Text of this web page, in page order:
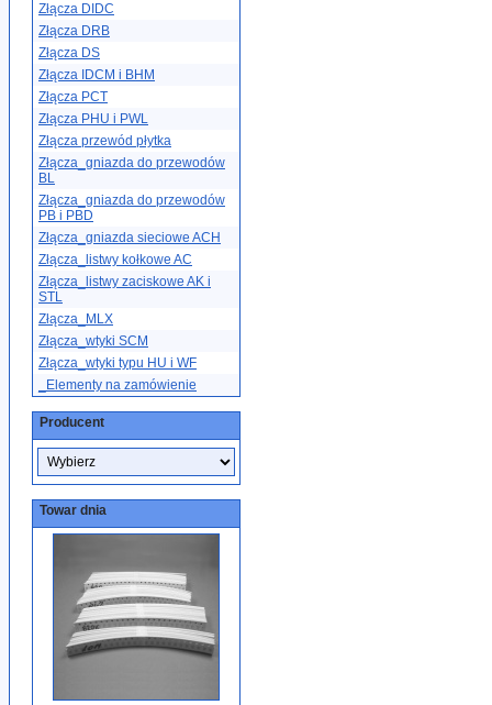
Złącza DIDC
Złącza DRB
Złącza DS
Złącza IDCM i BHM
Złącza PCT
Złącza PHU i PWL
Złącza przewód płytka
Złącza_gniazda do przewodów
BL
Złącza_gniazda do przewodów
PB i PBD
Złącza_gniazda sieciowe ACH
Złącza_listwy kołkowe AC
Złącza_listwy zaciskowe AK i
STL
Złącza_MLX
Złącza_wtyki SCM
Złącza_wtyki typu HU i WF
_Elementy na zamówienie
Producent
Towar dnia